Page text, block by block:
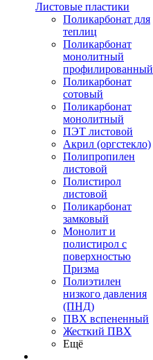
Листовые пластики
Поликарбонат для
теплиц
Поликарбонат
монолитный
профилированный
Поликарбонат
сотовый
Поликарбонат
монолитный
ПЭТ листовой
Акрил (оргстекло)
Полипропилен
листовой
Полистирол
листовой
Поликарбонат
замковый
Монолит и
полистирол с
поверхностью
Призма
Полиэтилен
низкого давления
(ПНД)
ПВХ вспененный
Жесткий ПВХ
Ещё